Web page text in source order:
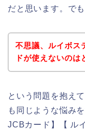
だと思います。でも
不思議、ルイボス
ドが使えないのは
という問題を抱え
も同じような悩み
JCBカード】【 ル